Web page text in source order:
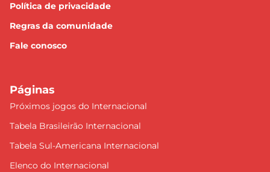
Política de privacidade
Regras da comunidade
Fale conosco
Páginas
Próximos jogos do Internacional
Tabela Brasileirão Internacional
Tabela Sul-Americana Internacional
Elenco do Internacional